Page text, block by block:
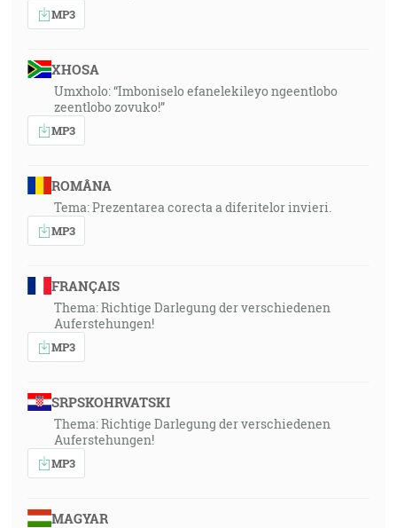
MP3
XHOSA
Umxholo: “Imboniselo efanelekileyo ngeentlobo
zeentlobo zovuko!”
MP3
ROMÂNA
Tema: Prezentarea corecta a diferitelor invieri.
MP3
FRANÇAIS
Thema: Richtige Darlegung der verschiedenen
Auferstehungen!
MP3
SRPSKOHRVATSKI
Thema: Richtige Darlegung der verschiedenen
Auferstehungen!
MP3
MAGYAR